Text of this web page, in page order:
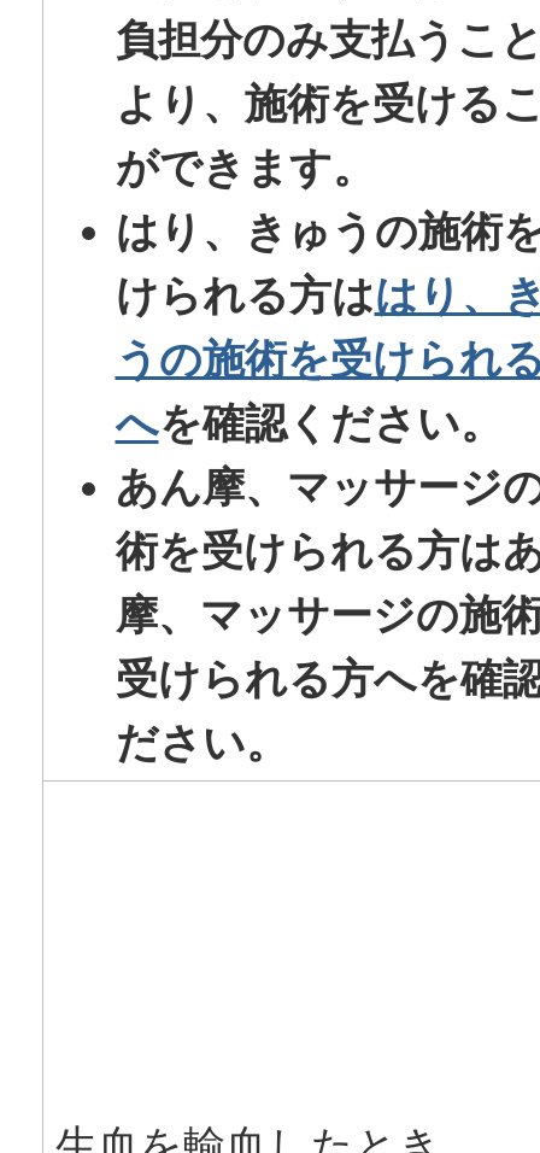
負担分のみ支払うこ
より、施術を受ける
ができます。
はり、きゅうの施術
けられる方ははり、
うの施術を受けられ
へを確認ください。
あん摩、マッサージ
術を受けられる方は
摩、マッサージの施
受けられる方へを確
ださい。